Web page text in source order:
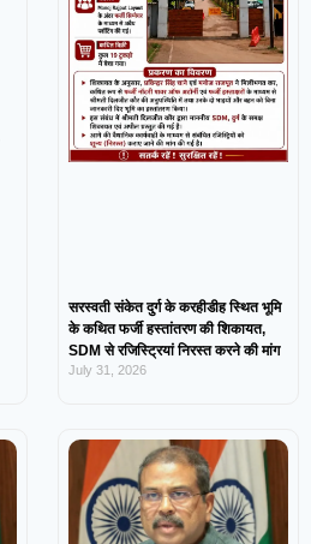
सरस्वती संकेत दुर्ग के करहीडीह स्थित भूमि
के कथित फर्जी हस्तांतरण की शिकायत,
SDM से रजिस्ट्रियां निरस्त करने की मांग
July 31, 2026